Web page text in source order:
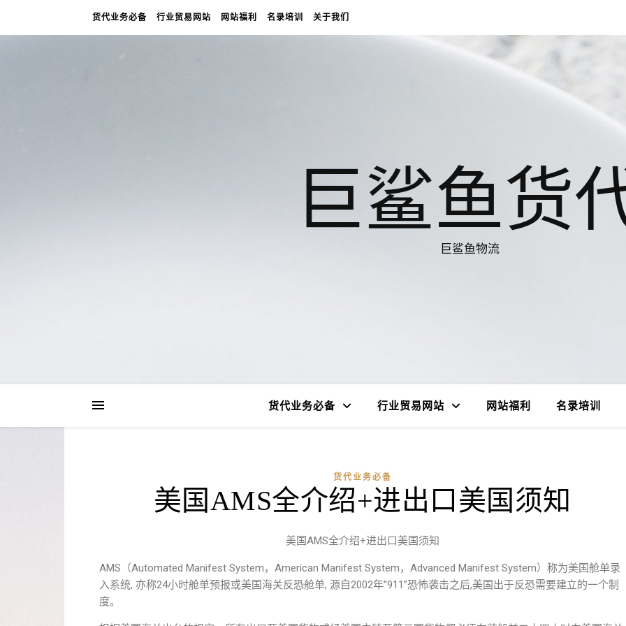
货代业务必备 行业贸易网站 网站福利 名录培训 关于我们
巨鲨鱼货
巨鲨鱼物流
货代业务必备 行业贸易网站 网站福利 名录培训
货代业务必备
美国AMS全介绍+进出口美国须知
美国AMS全介绍+进出口美国须知
AMS（Automated Manifest System，American Manifest System，Advanced Manifest System）称为美国舱单录
入系统, 亦称24小时舱单预报或美国海关反恐舱单, 源自2002年”911”恐怖袭击之后,美国出于反恐需要建立的一个制
度。